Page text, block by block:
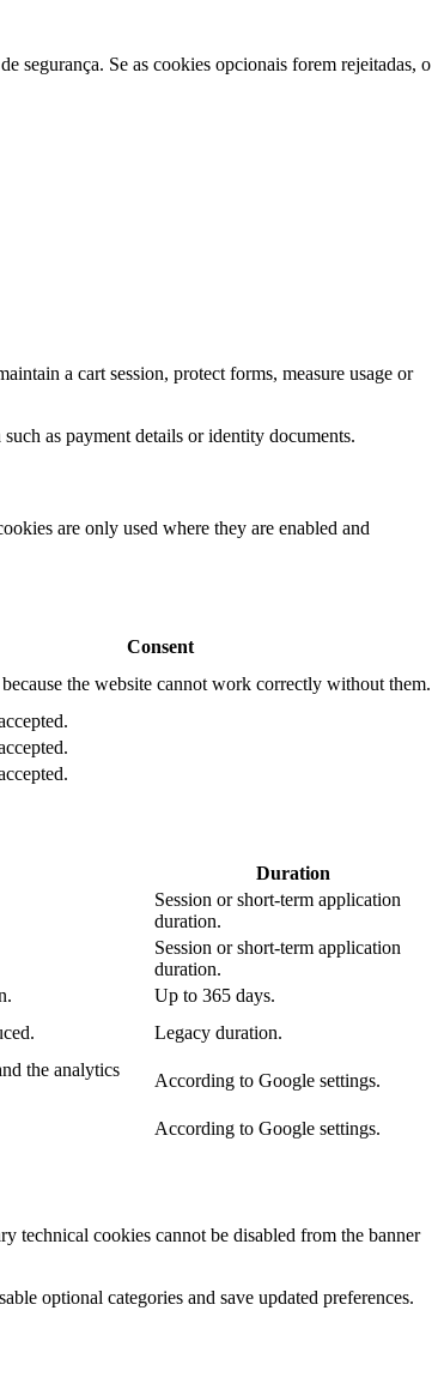
segurança. Se as cookies opcionais forem rejeitadas, o
a cart session, protect forms, measure usage or
as payment details or identity documents.
are only used where they are enabled and
Consent
the website cannot work correctly without them.
Duration
Session or short-term application
duration.
Session or short-term application
duration.
Up to 365 days.
Legacy duration.
the analytics
According to Google settings.
According to Google settings.
technical cookies cannot be disabled from the banner
optional categories and save updated preferences.